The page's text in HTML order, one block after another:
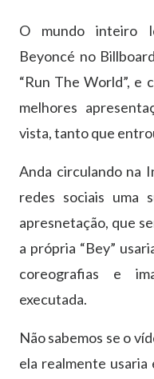
O mundo inteiro
Beyoncé no
“Run The World”, e
melhores
vista, tanto que
Anda circulando na
redes sociais uma
apresnetação, que
a própria “Bey”
coreografias e
executada.
Não sabemos se o
ela realmente